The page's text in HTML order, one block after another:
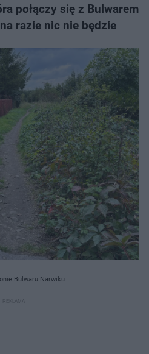
połączy się z Bulwarem
razie nic nie będzie
Bulwaru Narwiku